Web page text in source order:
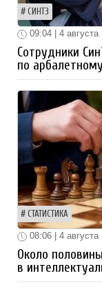
СИНТЗ
09:04 | 4 августа
Сотрудники
по
СТАТИСТИКА
08:06 | 4 августа
Около
в